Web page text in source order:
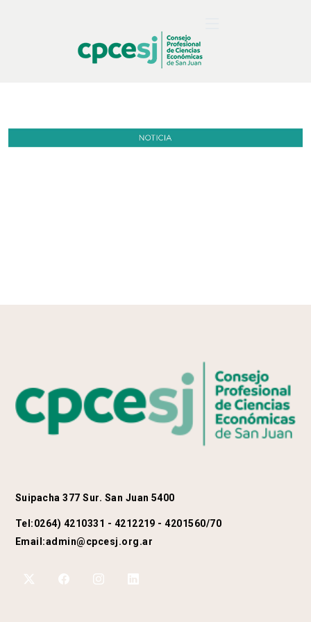
Suipacha 377 Sur. San Juan 5400
Tel:0264) 4210331 - 4212219 - 4201560/70
Email:admin@cpcesj.org.ar